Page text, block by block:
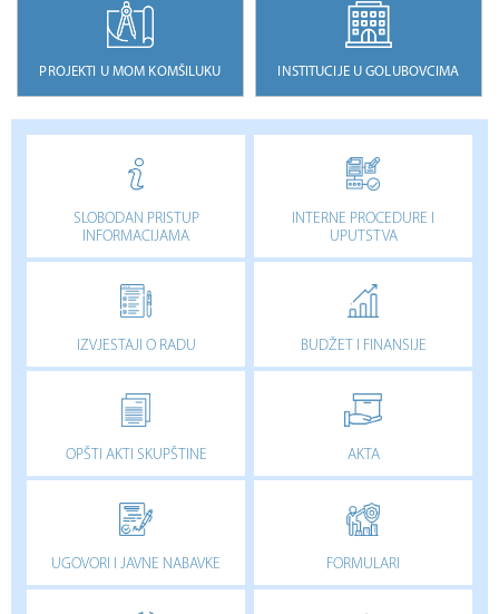
PROJEKTI U MOM KOMŠILUKU INSTITUCIJE U GOLUBOVCIMA
SLOBODAN PRISTUP
INFORMACIJAMA
INTERNE PROCEDURE I
UPUTSTVA
IZVJESTAJI O RADU BUDŽET I FINANSIJE
OPŠTI AKTI SKUPŠTINE AKTA
UGOVORI I JAVNE NABAVKE FORMULARI